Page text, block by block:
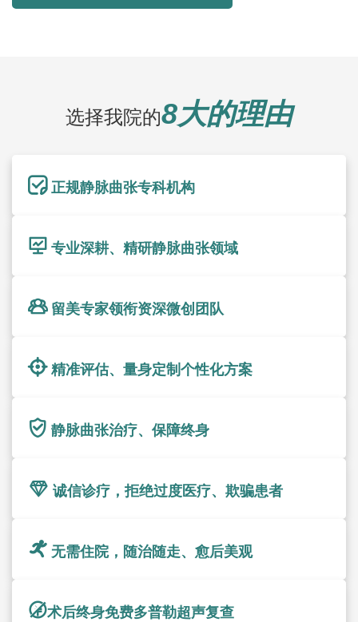
选择我院的8大的理由
正规静脉曲张专科机构
专业深耕、精研静脉曲张领域
留美专家领衔资深微创团队
精准评估、量身定制个性化方案
静脉曲张治疗、保障终身
诚信诊疗，拒绝过度医疗、欺骗患者
无需住院，随治随走、愈后美观
术后终身免费多普勒超声复查